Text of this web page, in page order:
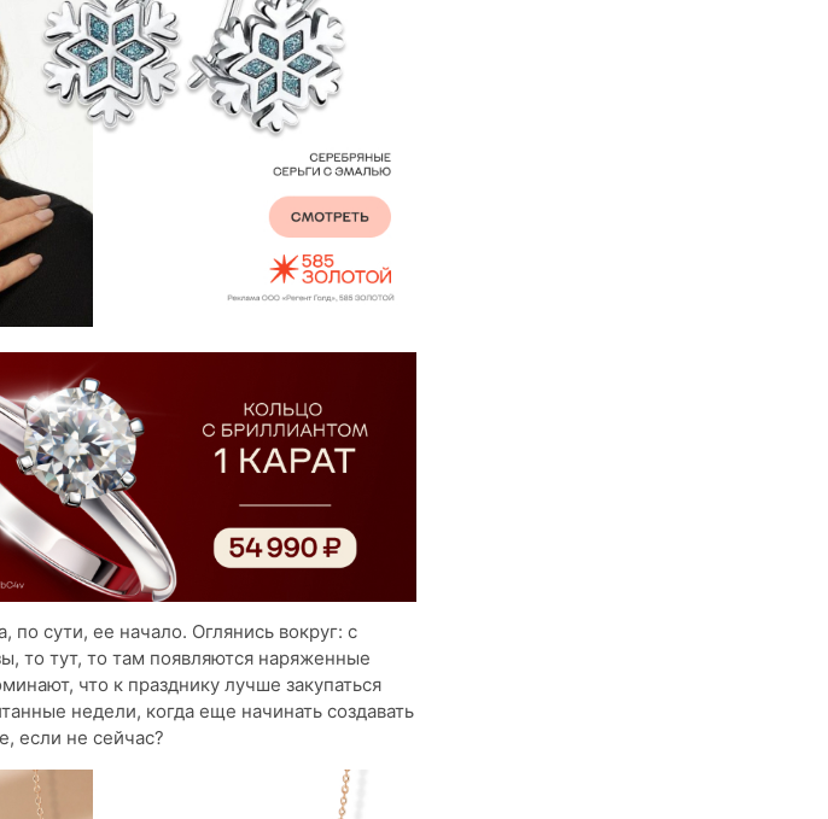
сути, ее начало. Оглянись вокруг: с
то тут, то там появляются наряженные
что к празднику лучше закупаться
недели, когда еще начинать создавать
если не сейчас?